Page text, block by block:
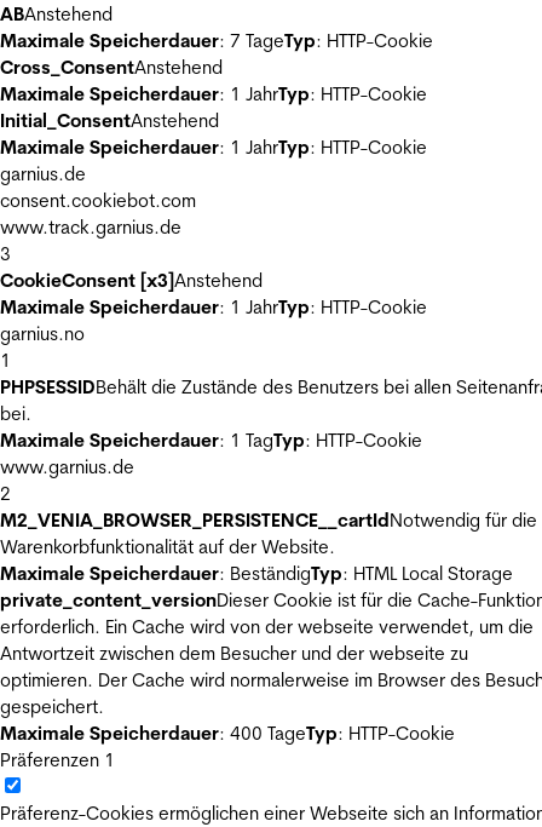
ABAnstehend
Maximale Speicherdauer: 7 TageTyp: HTTP-Cookie
Cross_ConsentAnstehend
Maximale Speicherdauer: 1 JahrTyp: HTTP-Cookie
Initial_ConsentAnstehend
Maximale Speicherdauer: 1 JahrTyp: HTTP-Cookie
garnius.de
consent.cookiebot.com
www.track.garnius.de
3
CookieConsent [x3]Anstehend
Maximale Speicherdauer: 1 JahrTyp: HTTP-Cookie
garnius.no
1
PHPSESSIDBehält die Zustände des Benutzers bei allen
bei.
Maximale Speicherdauer: 1 TagTyp: HTTP-Cookie
www.garnius.de
2
M2_VENIA_BROWSER_PERSISTENCE__cartIdNotwendig für die
Warenkorbfunktionalität auf der Website.
Maximale Speicherdauer: BeständigTyp: HTML Local Storage
private_content_versionDieser Cookie ist für die Cache-
erforderlich. Ein Cache wird von der webseite verwendet, um die
Antwortzeit zwischen dem Besucher und der webseite zu
optimieren. Der Cache wird normalerweise im Browser des
gespeichert.
Maximale Speicherdauer: 400 TageTyp: HTTP-Cookie
Präferenzen 1
Präferenz-Cookies ermöglichen einer Webseite sich an